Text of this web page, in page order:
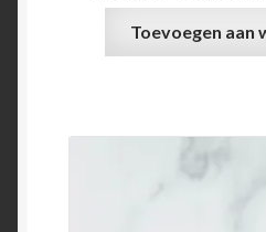
Toevoegen aan